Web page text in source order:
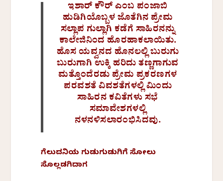
ಇಶಾರ್ ಕೌರ್ ಎಂಬ ಪಂಜಾಬಿ
ಹುಡಿಗಿಯೊಬ್ಬಳ ಜೊತೆಗಿನ ಪ್ರೇಮ
ಸಲ್ಲಾಪ ಗುಲ್ಲಾಗಿ ಕಡೆಗೆ ಸಾಹಿರನನ್ನು
ಕಾಲೇಜಿನಿಂದ ಹೊರಹಾಕಲಾಯಿತು.
ಹೊಸ ಯವ್ವನದ ಹೊನಲಲ್ಲಿ ಬುರುಗು
ಬುರುಗಾಗಿ ಉಕ್ಕಿ ಹರಿದು ತಣ್ಣಗಾಗುವ
ಮತ್ತೊಂದೆರಡು ಪ್ರೇಮ ಪ್ರಕರಣಗಳ
ಪರವಶತೆ ವಿವಶತೆಗಳಲ್ಲಿ ಮಿಂದು
ಸಾಹಿರನ ಕವಿತೆಗಳು ಸಭೆ
ಸಮಾವೇಶಗಳಲ್ಲಿ
ನಳನಳಿಸಲಾರಂಭಿಸಿದವು.
ಗೆಲುದನಿಯ ಗುಡುಗುಡುಗಿಗೆ ಸೋಲು
ಸೊಲ್ಲಡಗಿದಾಗ